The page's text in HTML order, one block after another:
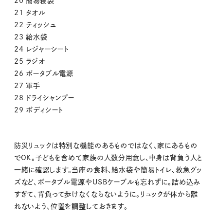
21 タオル
22 ティッシュ
23 給水袋
24 レジャーシート
25 ラジオ
26 ポータブル電源
27 軍手
28 ドライシャンプー
29 ボディシート
防災リュックは特別な機能のあるものではなく、家にあるもの
でOK。子どもを含めて家族の人数分用意し、中身は背負う人と
一緒に確認します。当座の食料、給水袋や簡易トイレ、救急グッ
ズなど、ポータブル電源やUSBケーブルも忘れずに。詰め込み
すぎて、背負って歩けなくならないように。リュックが体から離
れないよう、位置を調整しておきます。